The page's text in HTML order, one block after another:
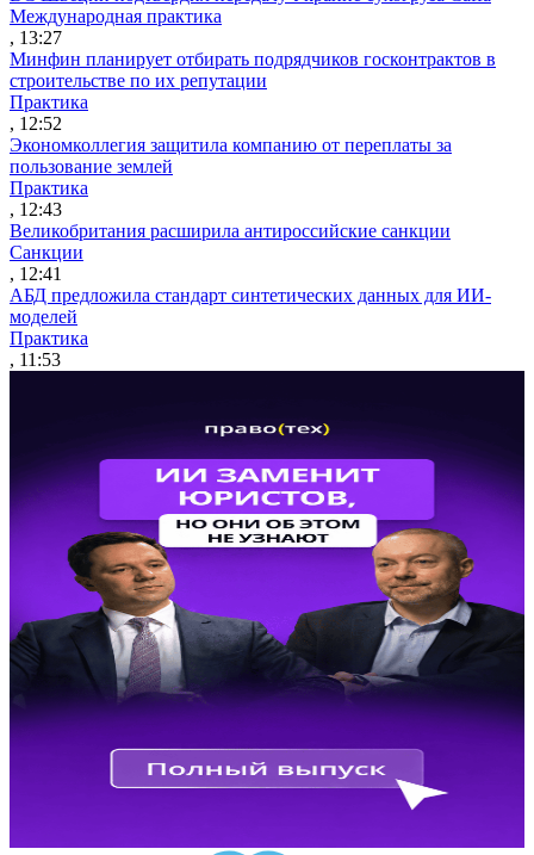
Международная практика
, 13:27
Минфин планирует отбирать подрядчиков госконтрактов в
строительстве по их репутации
Практика
, 12:52
Экономколлегия защитила компанию от переплаты за
пользование землей
Практика
, 12:43
Великобритания расширила антироссийские санкции
Санкции
, 12:41
АБД предложила стандарт синтетических данных для ИИ-
моделей
Практика
, 11:53